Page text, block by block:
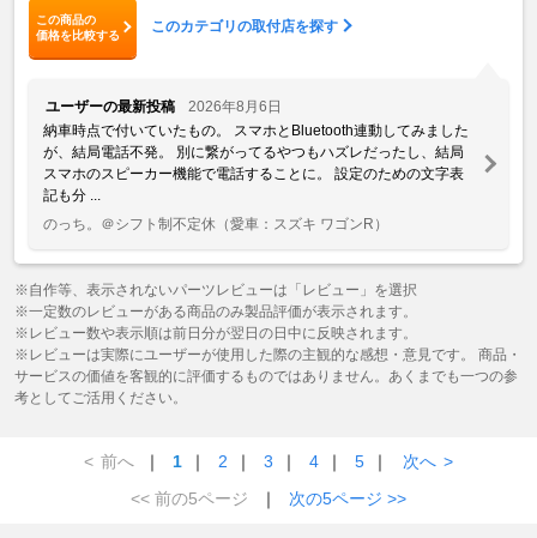
この商品の
価格を比較する
このカテゴリの取付店を探す
ユーザーの最新投稿
2026年8月6日
納車時点で付いていたもの。 スマホとBluetooth連動してみました
が、結局電話不発。 別に繋がってるやつもハズレだったし、結局
スマホのスピーカー機能で電話することに。 設定のための文字表
記も分 ...
のっち。＠シフト制不定休 （愛車：スズキ ワゴンR）
※自作等、表示されないパーツレビューは「レビュー」を選択
※一定数のレビューがある商品のみ製品評価が表示されます。
※レビュー数や表示順は前日分が翌日の日中に反映されます。
※レビューは実際にユーザーが使用した際の主観的な感想・意見です。 商品・
サービスの価値を客観的に評価するものではありません。あくまでも一つの参
考としてご活用ください。
< 前へ ｜ 1 ｜ 2 ｜ 3 ｜ 4 ｜ 5 ｜ 次へ >
<< 前の5ページ
｜ 次の5ページ >>